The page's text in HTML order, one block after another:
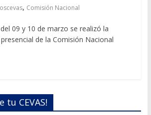
, Comisión Nacional
09 y 10 de marzo se realizó la
de la Comisión Nacional
tu CEVAS!